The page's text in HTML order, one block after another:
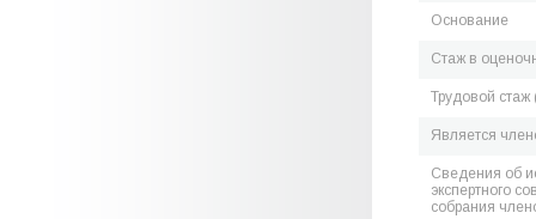
Основание
Стаж в
Трудовой стаж
Является
Сведения об
экспертного
собрания